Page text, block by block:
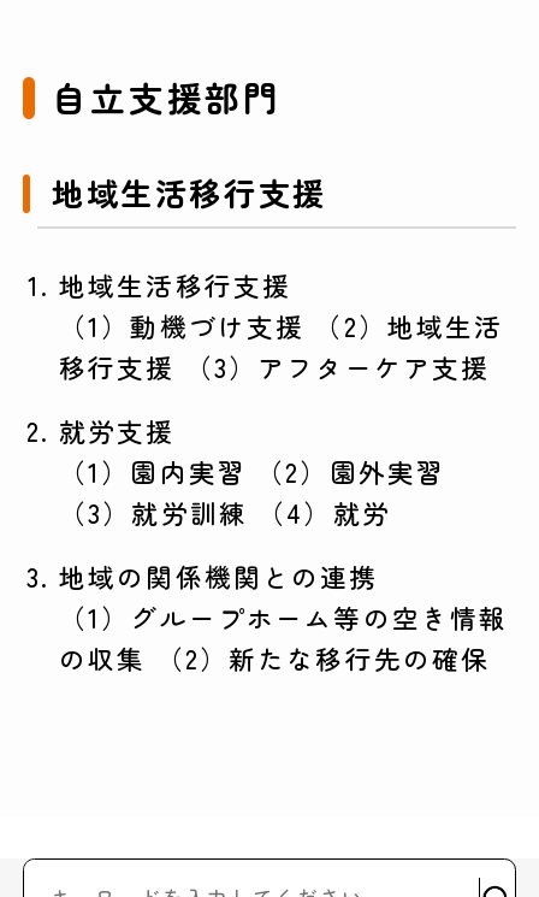
自立支援部門
地域生活移行支援
地域生活移行支援
（1）動機づけ支援 （2）地域生活
移行支援 （3）アフターケア支援
就労支援
（1）園内実習 （2）園外実習
（3）就労訓練 （4）就労
地域の関係機関との連携
（1）グループホーム等の空き情報
の収集 （2）新たな移行先の確保